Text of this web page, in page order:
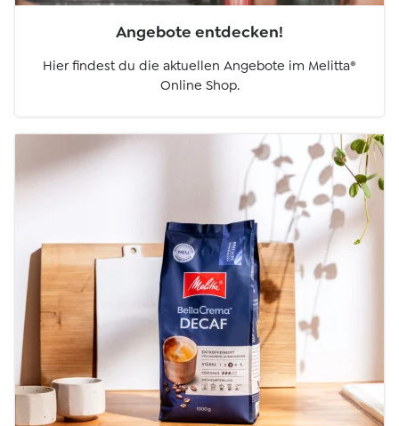
Angebote entdecken!
Hier findest du die aktuellen Angebote im Melitta®
Online Shop.